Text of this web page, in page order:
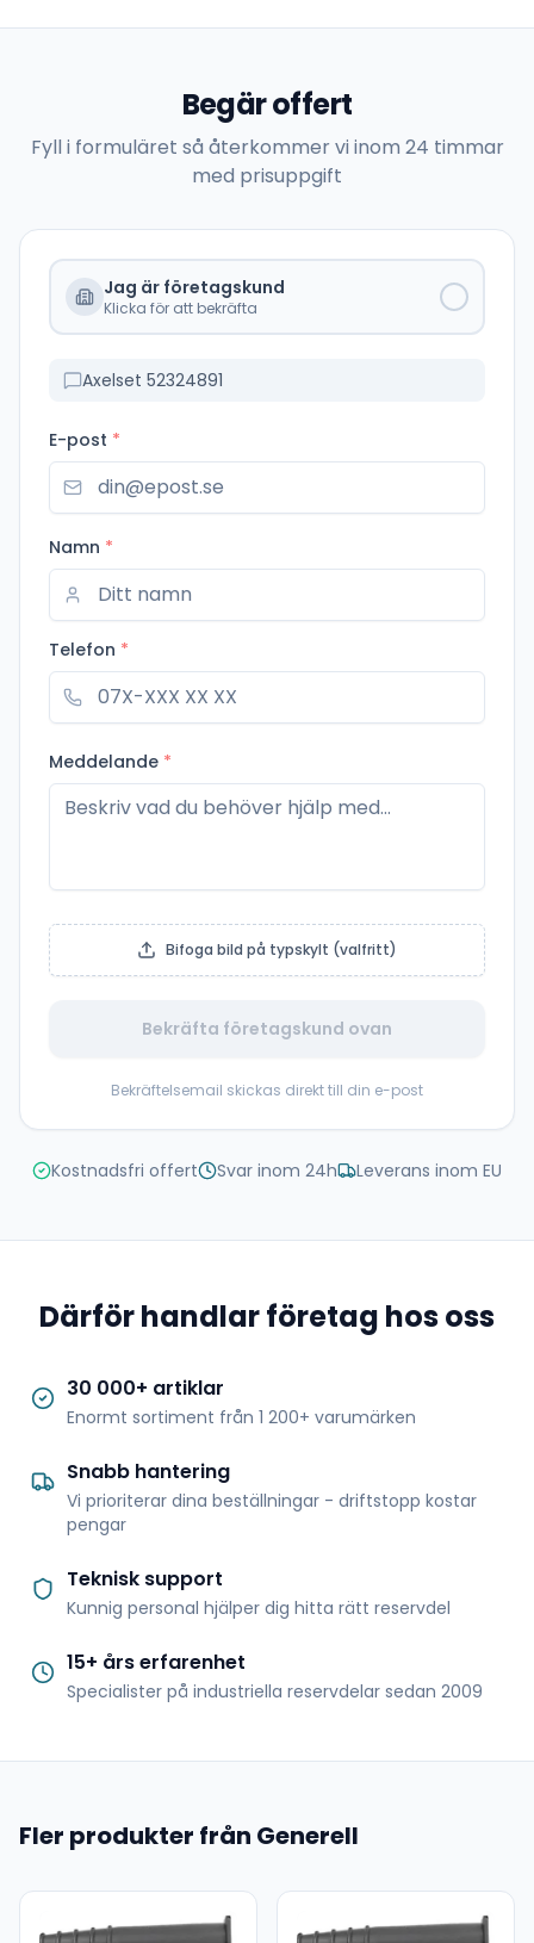
Begär offert
Fyll i formuläret så återkommer vi inom 24 timmar
med prisuppgift
Jag är företagskund
Klicka för att bekräfta
Axelset 52324891
E-post *
Namn *
Telefon *
Meddelande *
Bifoga bild på typskylt (valfritt)
Bekräfta företagskund ovan
Bekräftelsemail skickas direkt till din e-post
Kostnadsfri offert Svar inom 24h Leverans inom EU
Därför handlar företag hos oss
30 000+ artiklar
Enormt sortiment från 1 200+ varumärken
Snabb hantering
Vi prioriterar dina beställningar - driftstopp kostar
pengar
Teknisk support
Kunnig personal hjälper dig hitta rätt reservdel
15+ års erfarenhet
Specialister på industriella reservdelar sedan 2009
Fler produkter från Generell